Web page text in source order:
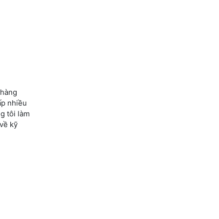
nhiều
tôi làm
kỹ